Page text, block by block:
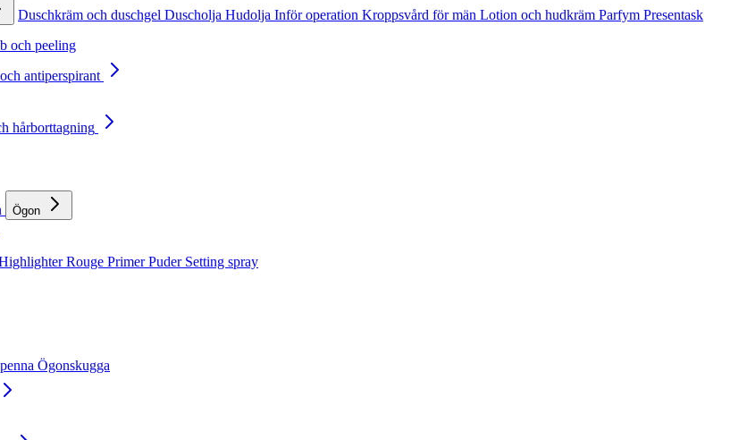
Duschkräm och duschgel Duscholja Hudolja Inför operation Kroppsvård för män Lotion och hudkräm Parfym Presentask
och peeling
antiperspirant
hårborttagning
Ögon
Rouge PrimerPuder Setting spray
Ögonskugga